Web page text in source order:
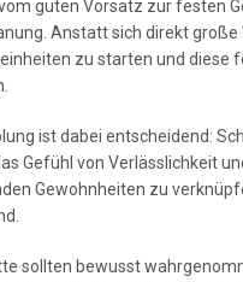
guten Vorsatz zur festen
Anstatt sich direkt
zu starten und diese
ist dabei entscheidend:
Gefühl von Verlässlichkeit
Gewohnheiten zu
sollten bewusst